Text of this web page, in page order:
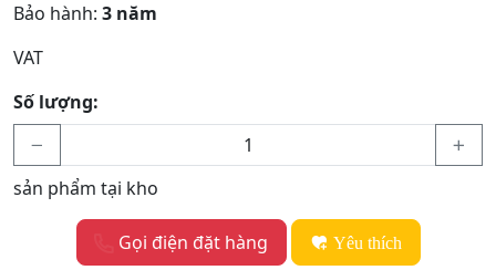
Bảo hành: 3 năm
VAT
Số lượng:
sản phẩm tại kho
Gọi điện đặt hàng Yêu thích